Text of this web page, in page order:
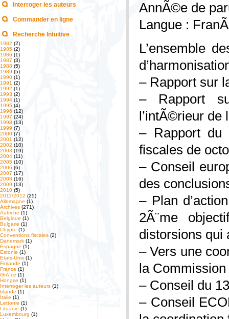
Interroger les auteurs
Commander en ligne
Recherche Intuitive
1982 (2)
1985 (2)
1986 (1)
1987 (3)
1988 (5)
1989 (5)
1990 (1)
1991 (2)
1992 (1)
1993 (2)
1994 (1)
1995 (4)
1996 (12)
1997 (24)
1998 (13)
1999 (7)
2000 (7)
2001 (12)
2002 (10)
2003 (19)
2004 (11)
2005 (10)
2006 (6)
2007 (17)
2008 (16)
2009 (13)
2010 (5)
2011/2012 (25)
Allemagne (1)
Archives (271)
Autriche (1)
Belgique (1)
Bulgarie (1)
Chypre (1)
Conventions fiscales (2)
Danemark (1)
Espagne (1)
Estonie (1)
Etats-Unis (1)
Finlande (1)
France (1)
GrÃ¨ce (1)
Hongrie (1)
Interroger les auteurs (1)
Irlande (1)
Italie (1)
Lettonie (1)
Lituanie (1)
Luxembourg (1)
AnnÃ©e de
Langue :
L’ensemble
– Rapport sur
– Rapport
l’intÃ©rieur de
– Rapport du
fiscales de
– Conseil
des
– Plan
2Ã¨me
distorsions qui
– Vers une
la
– Conseil du
– Conseil